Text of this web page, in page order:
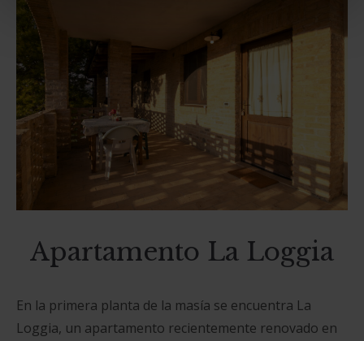
Apartamento La Loggia
En la primera planta de la masía se encuentra La
Loggia, un apartamento recientemente renovado en